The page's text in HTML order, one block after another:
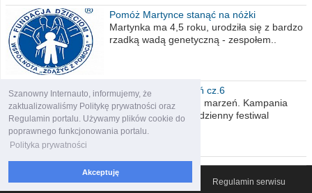
Szanowny Internauto, informujemy, że
zaktualizowaliśmy Politykę prywatności oraz
Regulamin portalu. Używamy plików cookie do
poprawnego funkcjonowania portalu.
Polityka prywatności
Akceptuję
Pomóż Martynce stanąć na nóżki
Martynka ma 4,5 roku, urodziła się z bardzo
rzadką wadą genetyczną - zespołem..
Polska moich marzeń cz.6
Nadszedł kres moich marzeń. Kampania
wyborcza czyli niecodzienny festiwal
obietnic,..
© 2007-2026 Włocławski Portal informacyjny Regulamin serwisu